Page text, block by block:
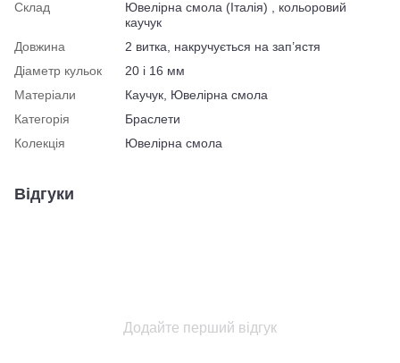
Склад
Ювелірна смола (Італія) , кольоровий
каучук
Довжина
2 витка, накручується на зап’ястя
Діаметр кульок
20 і 16 мм
Матеріали
Каучук, Ювелірна смола
Категорія
Браслети
Колекція
Ювелірна смола
Відгуки
Додайте перший відгук